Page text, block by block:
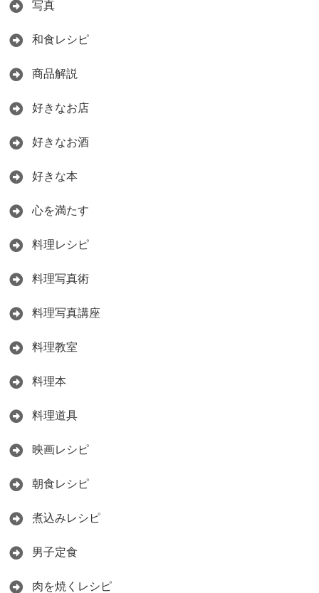
写真
和食レシピ
商品解説
好きなお店
好きなお酒
好きな本
心を満たす
料理レシピ
料理写真術
料理写真講座
料理教室
料理本
料理道具
映画レシピ
朝食レシピ
煮込みレシピ
男子定食
肉を焼くレシピ